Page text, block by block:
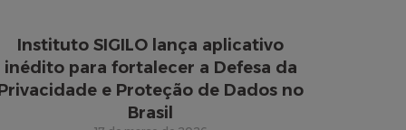
Instituto SIGILO lança aplicativo
inédito para fortalecer a Defesa da
e Proteção de Dados no
Brasil